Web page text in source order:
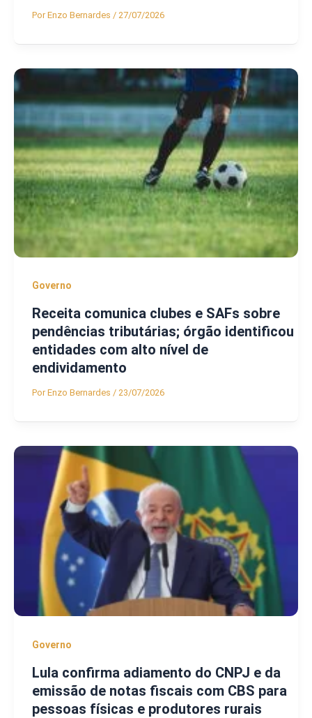
PorEnzo Bernardes / 27/07/2026
Governo
Receita comunica clubes e SAFs sobre
pendências tributárias; órgão identificou
entidades com alto nível de
endividamento
PorEnzo Bernardes / 23/07/2026
Governo
Lula confirma adiamento do CNPJ e da
emissão de notas fiscais com CBS para
pessoas físicas e produtores rurais